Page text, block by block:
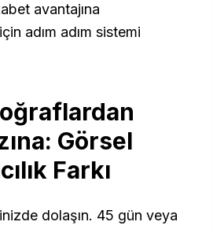
avantajına
adım adım sistemi
Görsel
Farkı
dolaşın. 45 gün veya